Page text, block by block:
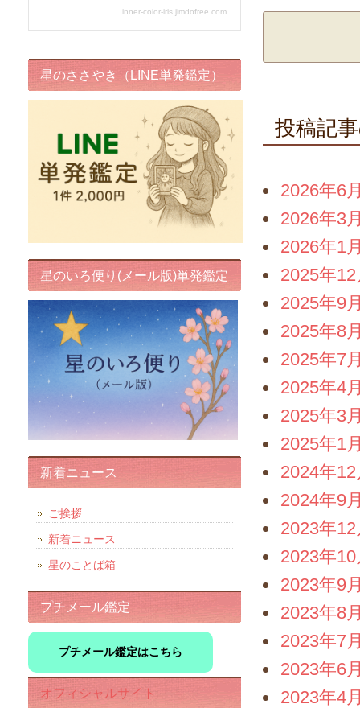
投稿記
2026年6
2026年3
2026年1
2025年12
2025年9
2025年8
2025年7
2025年4
2025年3
2025年1
2024年12
2024年9
2023年12
2023年10
2023年9
2023年8
2023年7
2023年6
2023年4
星のささやき（LINE単発鑑定）
星のいろ便り(メール版)単発鑑定
新着ニュース
ご挨拶
新着ニュース
星のことば箱
プチメール鑑定
プチメール鑑定はこちら
オフィシャルサイト